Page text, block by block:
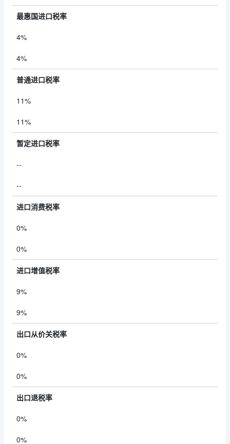
最惠国进口税率
4%
4%
普通进口税率
11%
11%
暂定进口税率
--
--
进口消费税率
0%
0%
进口增值税率
9%
9%
出口从价关税率
0%
0%
出口退税率
0%
0%